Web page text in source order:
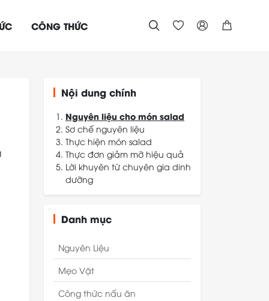
CÔNG THỨC    
Nội dung chính
Nguyên liệu cho món salad
Sơ chế nguyên liệu
Thực hiện món salad
Trình bày và cách dùng
Yêu cầu thành phẩm
Mách nhỏ giúp món ngon
Thực đơn giảm mỡ hiệu quả
Lời khuyên từ chuyên gia dinh
dưỡng
Danh mục
Nguyên Liệu
Mẹo Vặt
Công thức nấu ăn